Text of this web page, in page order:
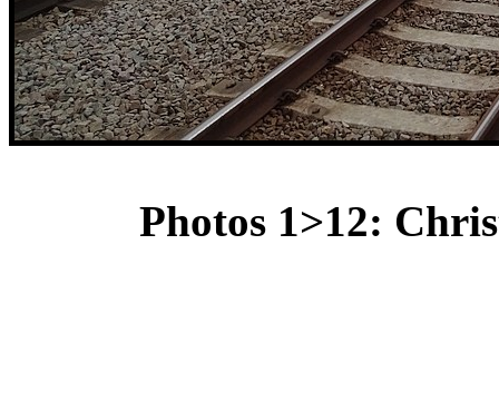
Photos 1>12: